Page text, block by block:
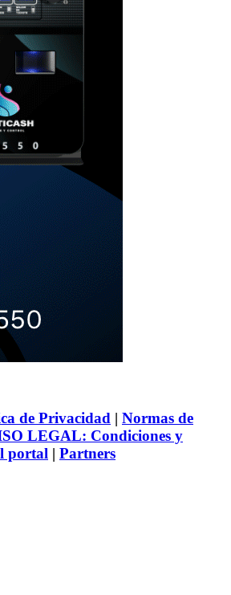
de Privacidad | Normas de
LEGAL: Condiciones y
portal | Partners